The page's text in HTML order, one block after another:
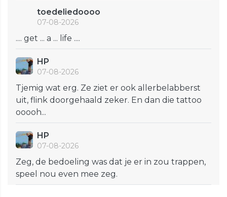
toedeliedoooo
07-08-2026
.... get ... a ... life ....
HP
07-08-2026
Tjemig wat erg. Ze ziet er ook allerbelabberst
uit, flink doorgehaald zeker. En dan die tattoo
ooooh...
HP
07-08-2026
Zeg, de bedoeling was dat je er in zou trappen,
speel nou even mee zeg.